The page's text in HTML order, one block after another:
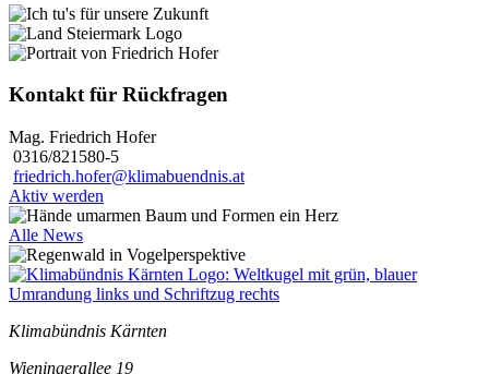
Kontakt für Rückfragen
Mag. Friedrich Hofer
0316/821580-5
friedrich.hofer@klimabuendnis.at
Aktiv werden
Alle News
Klimabündnis Kärnten
Wieningerallee 19